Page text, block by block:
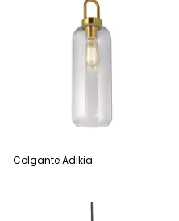
Colgante Adikia.